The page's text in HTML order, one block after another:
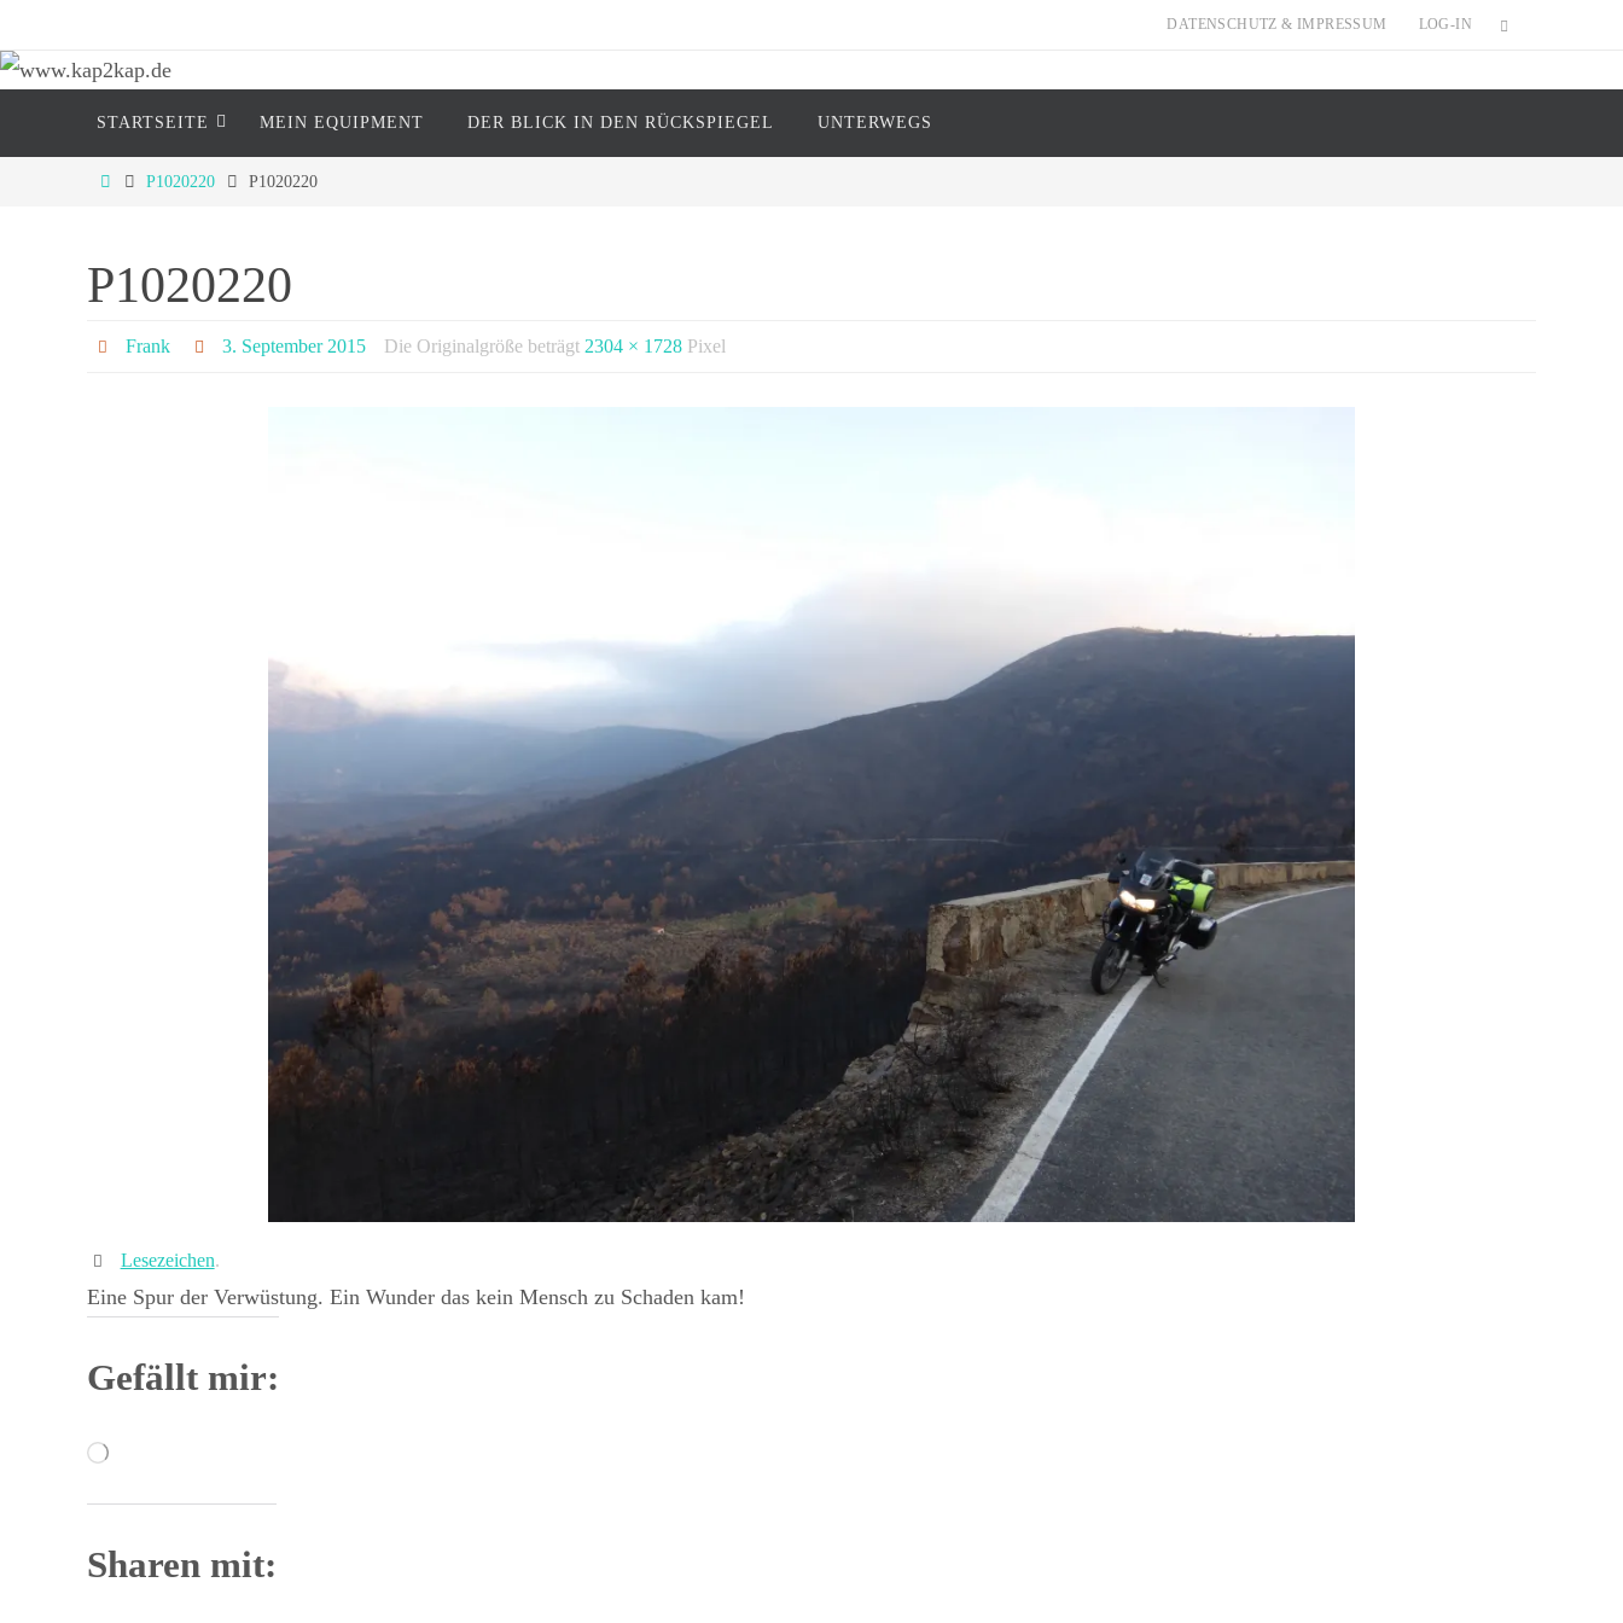
Inhalt
springen
DATENSCHUTZ & IMPRESSUM LOG-IN
www.kap2kap.de
"Reisen ist tödlich..... für Vorurteile" (Mark Twain)
STARTSEITE MEIN EQUIP­MENT DER BLICK IN DEN RÜCKSPIEGEL UNTERWEGS
StartP1020220 P1020220
P1020220
Frank 3. September 2015 Die Originalgröße beträgt 2304 × 1728 Pixel
Lesezeichen.
Eine Spur der Verwüstung. Ein Wunder das kein Mensch zu Schaden kam!
Gefällt mir:
Wird
Sharen mit: